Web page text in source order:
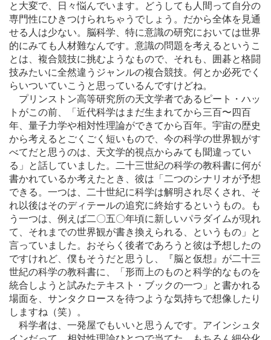
と大変で、日々悩んでいます。どうしても人間って自分の
専門性にひきつけられちゃうでしょう。だから全体を見通
せる人は少ない。脳科学、特に意識の研究においては世界
的にみても人材難なんです。意識の問題を考えるというこ
とは、複合競技に挑むようなもので、それも、囲碁と格闘
技みたいに全然違うジャンルの複合競技。何とか必死でく
らいついていこうと思っているんですけどね。
プリンストン高等研究所の天文学者であるピート・ハッ
トがこの前、「近代科学はまだ生まれてから三百〜四百
年、量子力学や相対性理論ができてから百年。宇宙の歴史
から考えるとごくごく短いもので、今の科学の世界観がす
べてだと思うのは、天文学的視点からみても聞違ってい
る」と話していました。二十三世紀の科学の教科書に何が
書かれているか考えたとき、彼は「二つのシナリオが予想
できる。一つは、二十世紀に科学は解明され尽くされ、そ
れ以後はそのディテールの追究に終始するというもの。も
う一つは、例えば二〇五〇年頃に新しいパラダイムが現れ
て、それまでの世界観が書き換えられる、というもの」と
言っていました。おそらく後者であろうと彼は予想したの
ですけれど、僕もそうだと思うし、『脳と仮想』が二十三
世紀の科学の教科書に、「形而上のものと科学的なものを
統合しようと試みたテキスト・ブックの一つ」と書かれる
場面を、サンタクロースを待つような気持ちで想像したり
しますね（笑）。
科学者は、一発屋でもいいと思うんです。アインシュタ